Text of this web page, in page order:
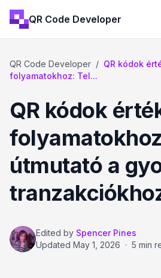
QR Code Developer
QR Code Developer / QR kódok
folyamatokhoz: Tel...
QR kódok
útmutató a
Edited by Spencer Pines
Updated May 1, 2026 · 5 min